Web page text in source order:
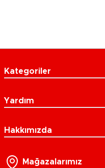
Kategoriler
Yardım
Hakkımızda
Mağazalarımız